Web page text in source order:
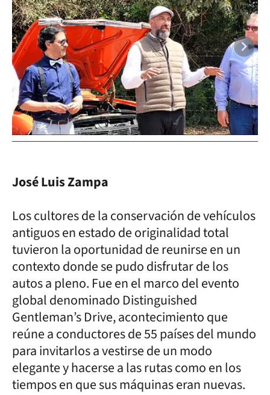
José Luis Zampa
Los cultores de la conservación de vehículos
antiguos en estado de originalidad total
tuvieron la oportunidad de reunirse en un
contexto donde se pudo disfrutar de los
autos a pleno. Fue en el marco del evento
global denominado Distinguished
Gentleman’s Drive, acontecimiento que
reúne a conductores de 55 países del mundo
para invitarlos a vestirse de un modo
elegante y hacerse a las rutas como en los
tiempos en que sus máquinas eran nuevas.